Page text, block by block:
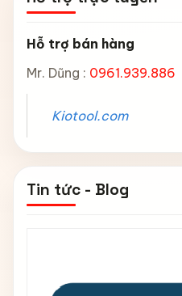
Hỗ trợ bán hàng
Mr. Dũng : 0961.939.886
Kiotool.com
Tin tức - Blog